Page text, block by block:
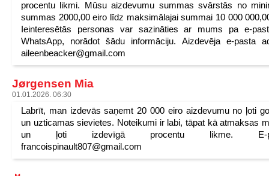
procentu likmi. Mūsu aizdevumu summas svārstās no
summas 2000,00 eiro līdz maksimālajai summai 10 000
Ieinteresētās personas var sazināties ar mums pa e-
WhatsApp, norādot šādu informāciju. Aizdevēja e-pasta
aileenbeacker@gmail.com
Jørgensen Mia
01.01.2026. 06:30
Labrīt, man izdevās saņemt 20 000 eiro aizdevumu no ļoti
un uzticamas sievietes. Noteikumi ir labi, tāpat kā atmaksas
un ļoti izdevīgā procentu likme. E-
francoispinault807@gmail.com